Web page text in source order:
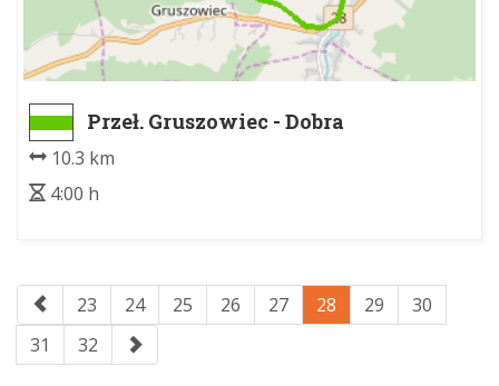
Przeł. Gruszowiec - Dobra
10.3 km
4:00 h
23 24 25 26 27 28 29
30
31
32